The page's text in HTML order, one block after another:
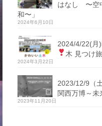
はなし 〜空
和〜」
2024年6月10日
2024/4/22(月
木 見つけ旅
2024年3月22日
2023/12/9（
関西万博～未
2023年11月20日